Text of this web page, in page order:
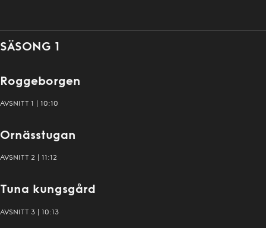
SÄSONG 1
Roggeborgen
AVSNITT 1 10:10
Ornässtugan
AVSNITT 2 11:12
Tuna kungsgård
AVSNITT 3 10:13